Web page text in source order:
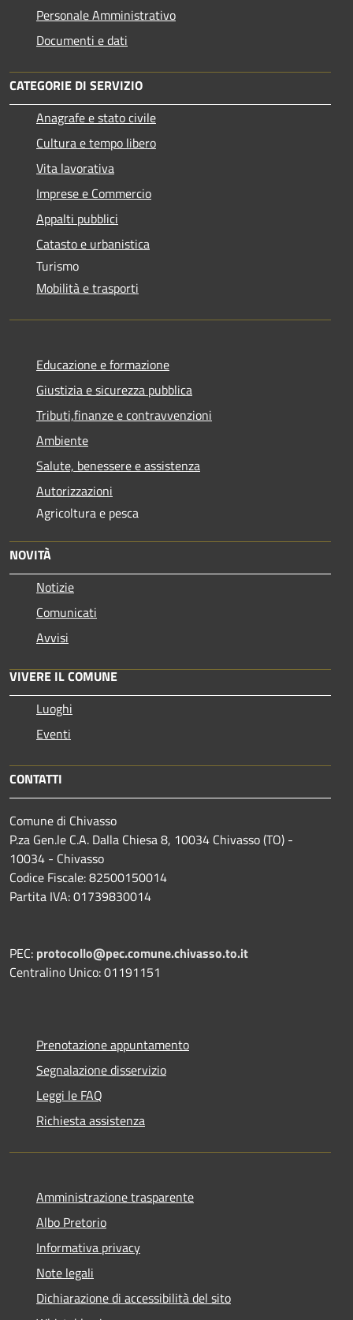
Personale Amministrativo
Documenti e dati
CATEGORIE DI SERVIZIO
Anagrafe e stato civile
Cultura e tempo libero
Vita lavorativa
Imprese e Commercio
Appalti pubblici
Catasto e urbanistica
Turismo
Mobilità e trasporti
Educazione e formazione
Giustizia e sicurezza pubblica
Tributi,finanze e contravvenzioni
Ambiente
Salute, benessere e assistenza
Autorizzazioni
Agricoltura e pesca
NOVITÀ
Notizie
Comunicati
Avvisi
VIVERE IL COMUNE
Luoghi
Eventi
CONTATTI
Comune di Chivasso
P.za Gen.le C.A. Dalla Chiesa 8, 10034 Chivasso (TO) -
10034 - Chivasso
Codice Fiscale: 82500150014
Partita IVA: 01739830014
PEC: protocollo@pec.comune.chivasso.to.it
Centralino Unico: 01191151
Prenotazione appuntamento
Segnalazione disservizio
Leggi le FAQ
Richiesta assistenza
Amministrazione trasparente
Albo Pretorio
Informativa privacy
Note legali
Dichiarazione di accessibilità del sito